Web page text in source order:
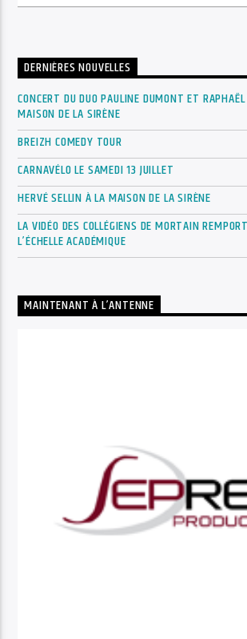
DERNIÈRES NOUVELLES
CONCERT DU DUO PAULINE DUMONT ET
MAISON DE LA SIRÈNE
BREIZH COMEDY TOUR
CARNAVÉLO LE SAMEDI 13 JUILLET
HERVÉ SELLIN À LA MAISON DE LA SIRÈNE
LA VIDÉO DES COLLÉGIENS DE MORTAIN
L’ÉCHELLE ACADÉMIQUE
MAINTENANT À L’ANTENNE